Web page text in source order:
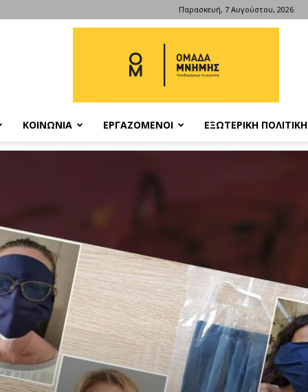
Παρασκευή, 7 Αυγούστου, 2026
ΚΟΙΝΩΝΙΑ ΕΡΓΑΖΟΜΕΝΟΙ ΕΞΩΤΕΡΙΚΗ ΠΟΛΙΤΙΚΗ